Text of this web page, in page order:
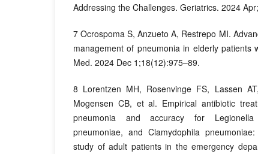
Addressing the Challenges. Geriatrics. 2024
7 Ocrospoma S, Anzueto A, Restrepo MI.
management of pneumonia in elderly patients
Med. 2024 Dec 1;18(12):975–89.
8 Lorentzen MH, Rosenvinge FS, Lassen
Mogensen CB, et al. Empirical antibiotic
pneumonia and accuracy for Legionella
pneumoniae, and Clamydophila
study of adult patients in the emergency